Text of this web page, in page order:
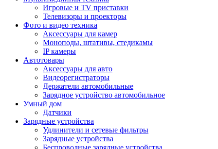
Игровые и TV приставки
Телевизоры и проекторы
Фото и видео техника
Аксессуары для камер
Моноподы, штативы, стедикамы
IP камеры
Автотовары
Аксессуары для авто
Видеорегистраторы
Держатели автомобильные
Зарядное устройство автомобильное
Умный дом
Датчики
Зарядные устройства
Удлинители и сетевые фильтры
Зарядные устройства
Беспроводные зарядные устройства